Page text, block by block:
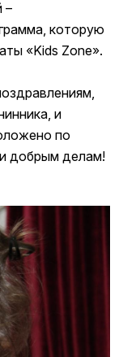
–
которую
«Kids Zone».
и
по
добрым делам!